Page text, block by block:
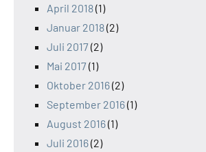
April 2018(1)
Januar 2018(2)
Juli 2017(2)
Mai 2017(1)
Oktober 2016(2)
September 2016(1)
August 2016(1)
Juli 2016(2)